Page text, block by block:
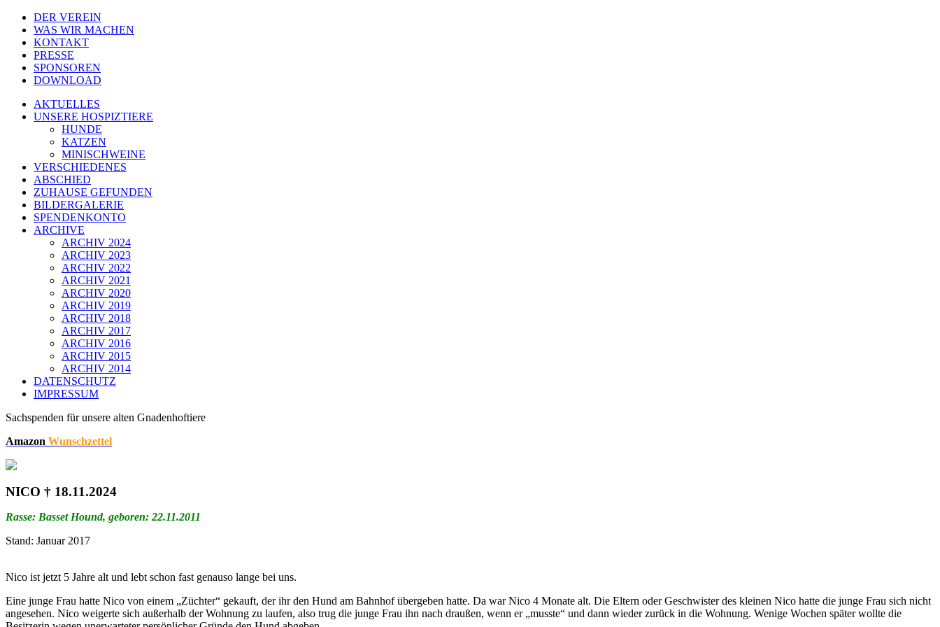
DER VEREIN
WAS WIR MACHEN
KONTAKT
PRESSE
SPONSOREN
DOWNLOAD
AKTUELLES
UNSERE HOSPIZTIERE
HUNDE
KATZEN
MINISCHWEINE
VERSCHIEDENES
ABSCHIED
ZUHAUSE GEFUNDEN
BILDERGALERIE
SPENDENKONTO
ARCHIVE
ARCHIV 2024
ARCHIV 2023
ARCHIV 2022
ARCHIV 2021
ARCHIV 2020
ARCHIV 2019
ARCHIV 2018
ARCHIV 2017
ARCHIV 2016
ARCHIV 2015
ARCHIV 2014
DATENSCHUTZ
IMPRESSUM
Sachspenden für unsere alten Gnadenhoftiere
Amazon Wunschzettel
NICO † 18.11.2024
Rasse: Basset Hound, geboren: 22.11.2011
Stand: Januar 2017
Nico ist jetzt 5 Jahre alt und lebt schon fast genauso lange bei uns.
Eine junge Frau hatte Nico von einem „Züchter“ gekauft, der ihr den Hund am Bahnhof übergeben hatte. Da war Nico 4 Monate alt. Die Eltern oder Geschwister des kleinen Nico hatte die junge Frau sich nicht
angesehen. Nico weigerte sich außerhalb der Wohnung zu laufen, also trug die junge Frau ihn nach draußen, wenn er „musste“ und dann wieder zurück in die Wohnung. Wenige Wochen später wollte die